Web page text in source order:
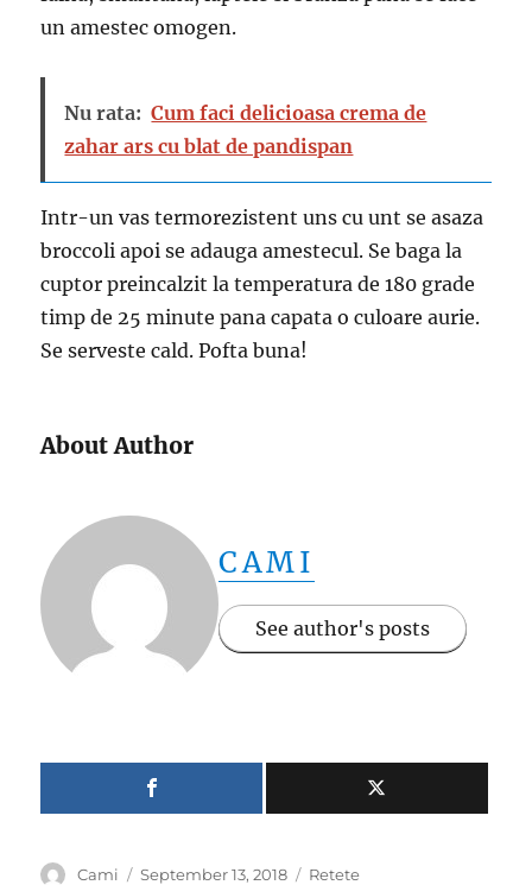
un amestec omogen.
Nu rata: Cum faci delicioasa crema de
zahar ars cu blat de pandispan
Intr-un vas termorezistent uns cu unt se asaza
broccoli apoi se adauga amestecul. Se baga la
cuptor preincalzit la temperatura de 180 grade
timp de 25 minute pana capata o culoare aurie.
Se serveste cald. Pofta buna!
About Author
CAMI
See author's posts
Author
Cami
Posted
September 13, 2018 Categories
Retete